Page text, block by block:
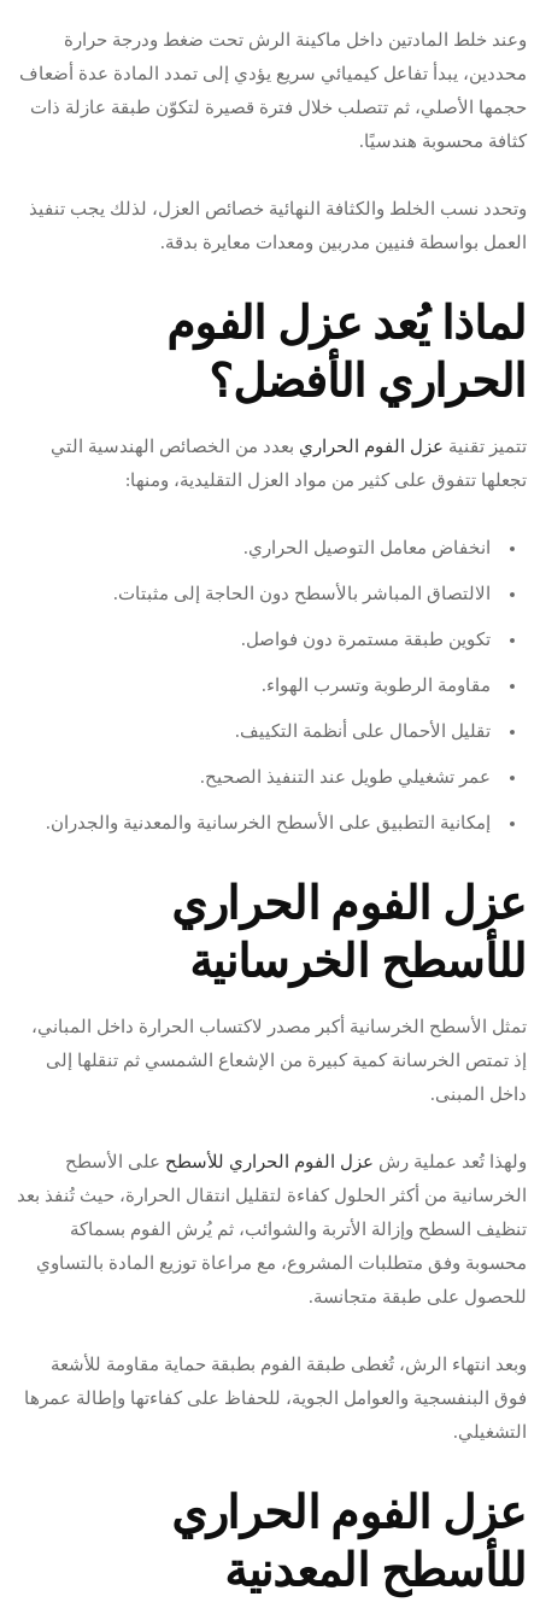
وعند خلط المادتين داخل ماكينة الرش تحت ضغط ودرجة حرارة
محددين، يبدأ تفاعل كيميائي سريع يؤدي إلى تمدد المادة عدة أضعاف
حجمها الأصلي، ثم تتصلب خلال فترة قصيرة لتكوّن طبقة عازلة ذات
كثافة محسوبة هندسيًا.
وتحدد نسب الخلط والكثافة النهائية خصائص العزل، لذلك يجب تنفيذ
العمل بواسطة فنيين مدربين ومعدات معايرة بدقة.
لماذا يُعد عزل الفوم
الحراري الأفضل؟
تتميز تقنية عزل الفوم الحراري بعدد من الخصائص الهندسية التي
تجعلها تتفوق على كثير من مواد العزل التقليدية، ومنها:
انخفاض معامل التوصيل الحراري.
الالتصاق المباشر بالأسطح دون الحاجة إلى مثبتات.
تكوين طبقة مستمرة دون فواصل.
مقاومة الرطوبة وتسرب الهواء.
تقليل الأحمال على أنظمة التكييف.
عمر تشغيلي طويل عند التنفيذ الصحيح.
إمكانية التطبيق على الأسطح الخرسانية والمعدنية والجدران.
عزل الفوم الحراري
للأسطح الخرسانية
تمثل الأسطح الخرسانية أكبر مصدر لاكتساب الحرارة داخل المباني،
إذ تمتص الخرسانة كمية كبيرة من الإشعاع الشمسي ثم تنقلها إلى
داخل المبنى.
ولهذا تُعد عملية رش عزل الفوم الحراري للأسطح على الأسطح
الخرسانية من أكثر الحلول كفاءة لتقليل انتقال الحرارة، حيث تُنفذ بعد
تنظيف السطح وإزالة الأتربة والشوائب، ثم يُرش الفوم بسماكة
محسوبة وفق متطلبات المشروع، مع مراعاة توزيع المادة بالتساوي
للحصول على طبقة متجانسة.
وبعد انتهاء الرش، تُغطى طبقة الفوم بطبقة حماية مقاومة للأشعة
فوق البنفسجية والعوامل الجوية، للحفاظ على كفاءتها وإطالة عمرها
التشغيلي.
عزل الفوم الحراري
للأسطح المعدنية